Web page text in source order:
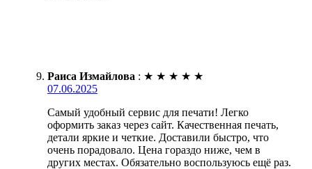
Раиса Измайлова : ★ ★ ★ ★ ★
07.06.2025
Самый удобный сервис для печати! Легко
оформить заказ через сайт. Качественная печать,
детали яркие и четкие. Доставили быстро, что
очень порадовало. Цена гораздо ниже, чем в
других местах. Обязательно воспользуюсь ещё раз.